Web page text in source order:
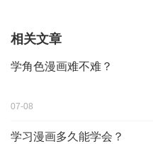
相关文章
学角色漫画难不难？
07-08
学习漫画多久能学会？